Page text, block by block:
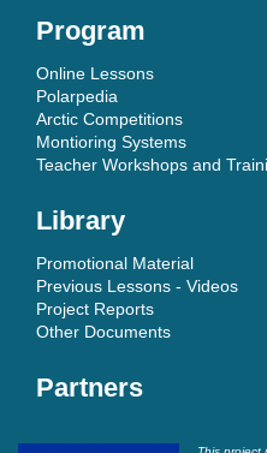
Program
Online Lessons
Polarpedia
Arctic Competitions
Montioring Systems
Teacher Workshops and
Library
Promotional Material
Previous Lessons - Videos
Project Reports
Other Documents
Partners